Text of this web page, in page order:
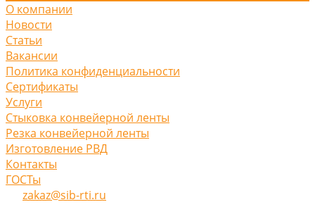
О компании
Новости
Статьи
Вакансии
Политика конфиденциальности
Сертификаты
Услуги
Стыковка конвейерной ленты
Резка конвейерной ленты
Изготовление РВД
Контакты
ГОСТы
zakaz@sib-rti.ru